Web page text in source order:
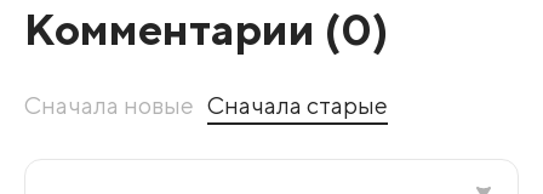
Комментарии (0)
Сначала новые Сначала старые